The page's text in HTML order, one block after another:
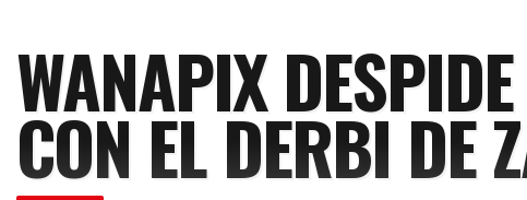
WANAPIX
CON EL DERBI DE